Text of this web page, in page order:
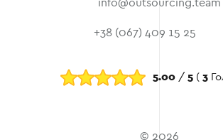
info@outsourcing.team
+38 (067) 409 15 25
5.00 / 5 ( 3
© 2026